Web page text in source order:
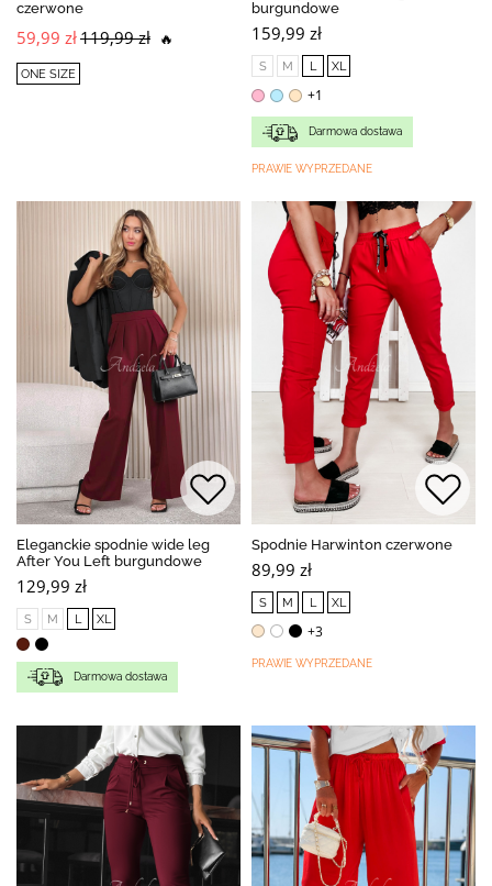
czerwone
59,99 zł119,99 zł 🔥
ONE SIZE
burgundowe
159,99 zł
S M L XL
+1
Darmowa dostawa
PRAWIE WYPRZEDANE
Eleganckie spodnie wide leg
After You Left burgundowe
129,99 zł
S M L XL
Darmowa dostawa
Spodnie Harwinton czerwone
89,99 zł
S M L XL
+3
PRAWIE WYPRZEDANE